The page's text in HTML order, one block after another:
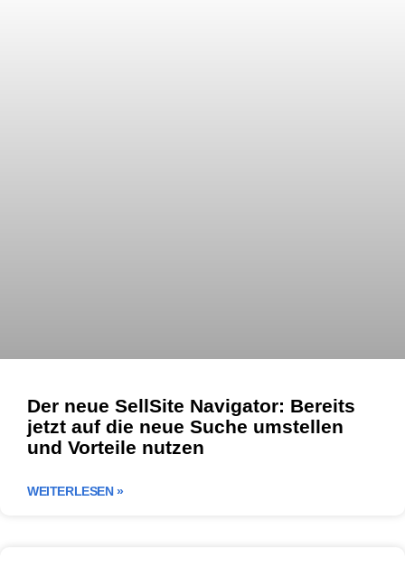
Der neue SellSite Navigator: Bereits
jetzt auf die neue Suche umstellen
und Vorteile nutzen
WEITERLESEN »